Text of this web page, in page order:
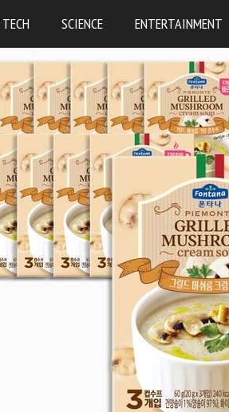
TECH SCIENCE ENTERTAINMENT